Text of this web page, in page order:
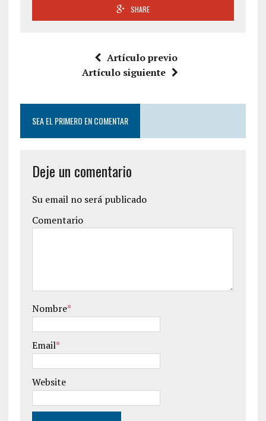
SHARE
Artículo previo
Artículo siguiente
SEA EL PRIMERO EN COMENTAR
Deje un comentario
Su email no será publicado
Comentario
Nombre*
Email*
Website